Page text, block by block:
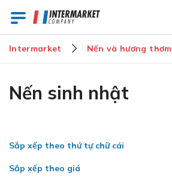
Intermarket Nến và hương thơm
Nến sinh nhật
Sắp xếp theo thứ tự chữ cái
Sắp xếp theo giá